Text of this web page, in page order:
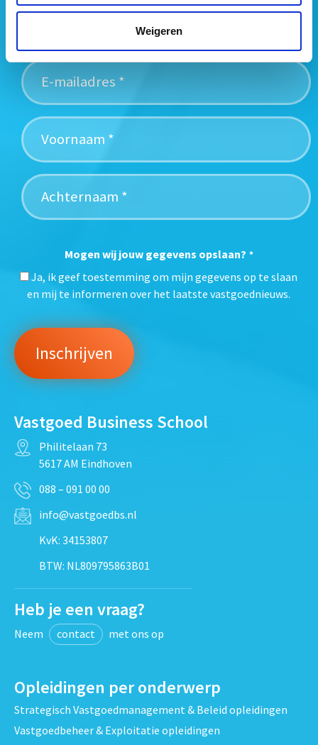
Weigeren
vastgoedtrends. Schrijf je in voor onze gratis
nieuwsbrief:
Mogen wij jouw gegevens opslaan? *
Ja, ik geef toestemming om mijn gegevens op te slaan
en mij te informeren over het laatste vastgoednieuws.
Vastgoed Business School
Philitelaan 73
5617 AM Eindhoven
088 – 091 00 00
info@vastgoedbs.nl
KvK: 34153807
BTW: NL809795863B01
Heb je een vraag?
Neem contact met ons op
Opleidingen per onderwerp
Strategisch Vastgoedmanagement & Beleid opleidingen
Vastgoedbeheer & Exploitatie opleidingen